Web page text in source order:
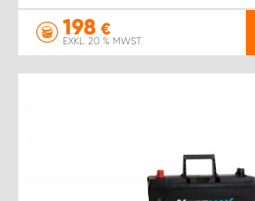
198 €
EXKL. 20 % MWST.